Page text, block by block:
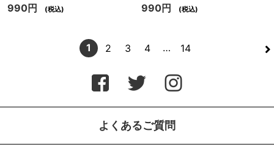
990円
(税込)
990円
(税込)
>
1 2 3 4 … 14
よくあるご質問